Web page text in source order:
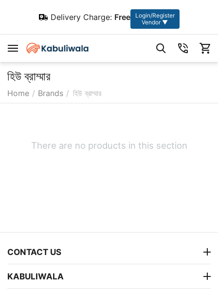
Delivery Charge: Free
Login/Register
Vendor ▼
হিউ ব্রাম্মার
Home / Brands / হিউ ব্রাম্মার
There are no products in this section
CONTACT US
KABULIWALA